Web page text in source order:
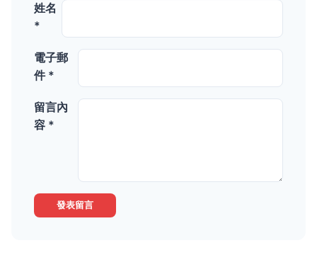
姓名
*
電子郵
件 *
留言內
容 *
發表留言